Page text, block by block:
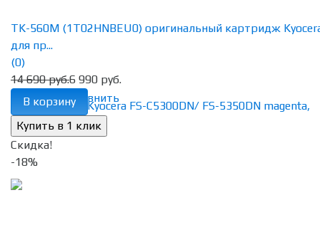
избранное сравнить
TK-560M (1T02HNBEU0) оригинальный картридж
для пр...
(0)
14 690 руб.6 990 руб.
В корзину
Скидка!
-18%